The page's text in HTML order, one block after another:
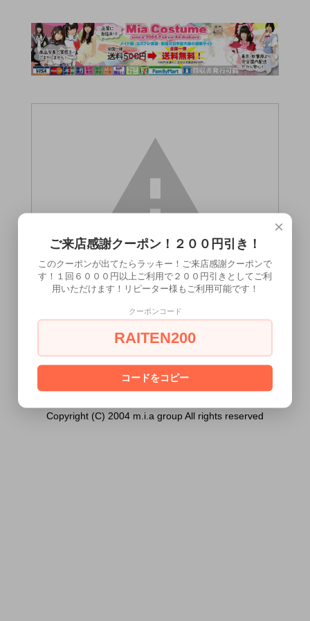
ません。
あなたは18歳以上ですか？
[ はい ] [ いいえ ]
Copyright (C) 2004 m.i.a group All rights reserved
×
ご来店感謝クーポン！２００円引き！
このクーポンが出てたらラッキー！ご来店感謝クーポンで
す！１回６０００円以上ご利用で２００円引きとしてご利
用いただけます！リピーター様もご利用可能です！
クーポンコード
RAITEN200
コードをコピー